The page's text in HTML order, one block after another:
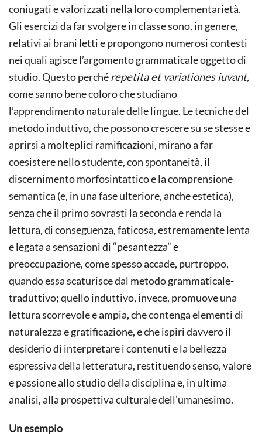
coniugati e valorizzati nella loro complementarietà.
Gli esercizi da far svolgere in classe sono, in genere,
relativi ai brani letti e propongono numerosi contesti
nei quali agisce l’argomento grammaticale oggetto di
studio. Questo perchérepetita et variationes iuvant,
come sanno bene coloro che studiano
l’apprendimento naturale delle lingue. Le tecniche del
metodo induttivo, che possono crescere su se stesse e
aprirsi a molteplici ramificazioni, mirano a far
coesistere nello studente, con spontaneità, il
discernimento morfosintattico e la comprensione
semantica (e, in una fase ulteriore, anche estetica),
senza che il primo sovrasti la seconda e renda la
lettura, di conseguenza, faticosa, estremamente lenta
e legata a sensazioni di “pesantezza” e
preoccupazione, come spesso accade, purtroppo,
quando essa scaturisce dal metodo grammaticale-
traduttivo; quello induttivo, invece, promuove una
lettura scorrevole e ampia, che contenga elementi di
naturalezza e gratificazione, e che ispiri davvero il
desiderio di interpretare i contenuti e la bellezza
espressiva della letteratura, restituendo senso, valore
e passione allo studio della disciplina e, in ultima
analisi, alla prospettiva culturale dell’umanesimo.
Un esempio